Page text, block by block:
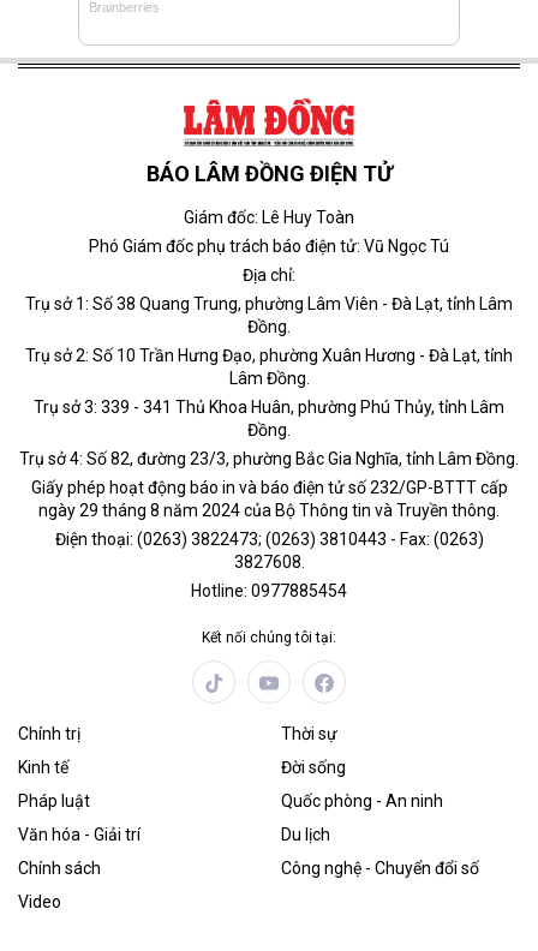
BÁO LÂM ĐỒNG ĐIỆN TỬ
Giám đốc: Lê Huy Toàn
Phó Giám đốc phụ trách báo điện tử: Vũ Ngọc Tú
Địa chỉ:
Trụ sở 1: Số 38 Quang Trung, phường Lâm Viên - Đà Lạt, tỉnh Lâm
Đồng.
Trụ sở 2: Số 10 Trần Hưng Đạo, phường Xuân Hương - Đà Lạt, tỉnh
Lâm Đồng.
Trụ sở 3: 339 - 341 Thủ Khoa Huân, phường Phú Thủy, tỉnh Lâm
Đồng.
Trụ sở 4: Số 82, đường 23/3, phường Bắc Gia Nghĩa, tỉnh Lâm Đồng.
Giấy phép hoạt động báo in và báo điện tử số 232/GP-BTTT cấp
ngày 29 tháng 8 năm 2024 của Bộ Thông tin và Truyền thông.
Điện thoại: (0263) 3822473; (0263) 3810443 - Fax: (0263)
3827608.
Hotline: 0977885454
Kết nối chúng tôi tại:
Chính trị
Thời sự
Kinh tế
Đời sống
Pháp luật
Quốc phòng - An ninh
Văn hóa - Giải trí
Du lịch
Chính sách
Công nghệ - Chuyển đổi số
Video